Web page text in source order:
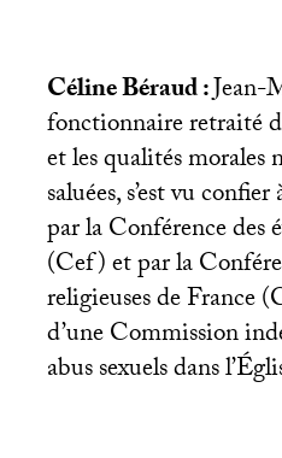
Céline Béraud :Jean-
fonctionnaire retraité
et les qualités morales
saluées, s’est vu
par la Conférence des
(Cef) et par la
religieuses de France
d’une Commission
abus sexuels dans